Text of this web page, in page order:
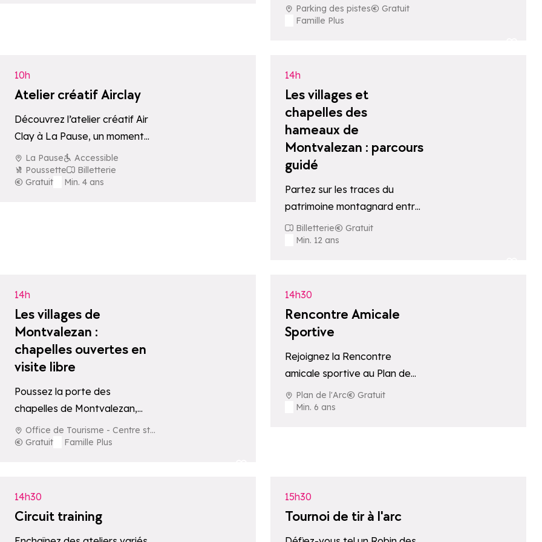
Bernard et partager un
moment privilégié à leurs
Parking des pistes
Gratuit
Famille Plus
10h
Atelier créatif Airclay
Découvrez l’atelier créatif Air
Clay à La Pause, un moment
ludique et convivial à
partager en famille.
La Pause
Accessible
Poussette
Billetterie
Gratuit
Min. 4 ans
14h
Les villages et
chapelles des
hameaux de
Montvalezan : parcours
guidé
Partez sur les traces du
patrimoine montagnard entre
ruelles, chapelles baroques et
traditions locales. Le circuit
Billetterie
Gratuit
Min. 12 ans
14h
Les villages de
Montvalezan :
chapelles ouvertes en
visite libre
Poussez la porte des
chapelles de Montvalezan,
exceptionnellement ouvertes
au public chaque jeudi de 14h
Office de Tourisme - Centre station
Gratuit
Famille Plus
14h30
Rencontre Amicale
Sportive
Rejoignez la Rencontre
amicale sportive au Plan de
l’Arc pour un après-midi placé
sous le signe du jeu, du sport…
Plan de l'Arc
Gratuit
Min. 6 ans
14h30
Circuit training
15h30
Tournoi de tir à l'arc